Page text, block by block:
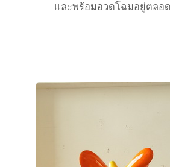
และพร้อมอวดโฉมอยู่ตลอด